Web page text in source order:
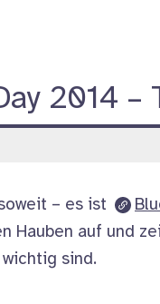
2014 –
– es ist
Hauben auf und
sind.